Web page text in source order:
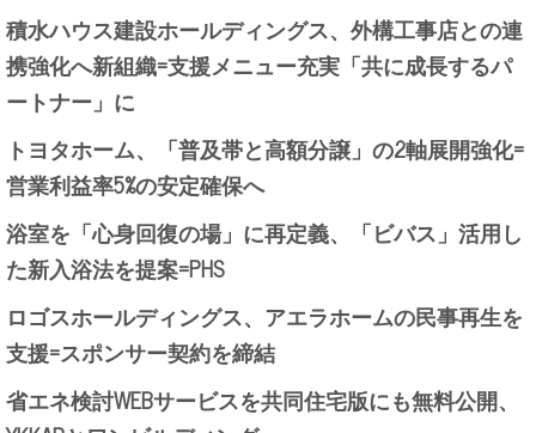
積水ハウス建設ホールディングス、外構工事店との連
携強化へ新組織=支援メニュー充実「共に成長するパ
ートナー」に
トヨタホーム、「普及帯と高額分譲」の2軸展開強化=
営業利益率5%の安定確保へ
浴室を「心身回復の場」に再定義、「ビバス」活用し
た新入浴法を提案=PHS
ロゴスホールディングス、アエラホームの民事再生を
支援=スポンサー契約を締結
省エネ検討WEBサービスを共同住宅版にも無料公開、